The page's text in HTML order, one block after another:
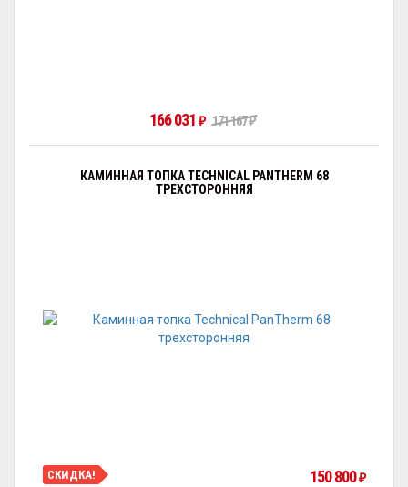
166 031 ₽ 171 167₽
КАМИННАЯ ТОПКА TECHNICAL PANTHERM 68
ТРЕХСТОРОННЯЯ
СКИДКА! 150 800₽